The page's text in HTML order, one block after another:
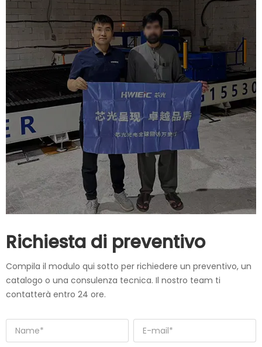
Richiesta di preventivo
Compila il modulo qui sotto per richiedere un preventivo, un
catalogo o una consulenza tecnica. Il nostro team ti
contatterà entro 24 ore.